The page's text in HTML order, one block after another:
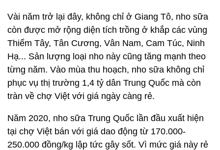
Vài năm trở lại đây, không chỉ ở Giang Tô, nho sữa
còn được mở rộng diện tích trồng ở khắp các vùng
Thiểm Tây, Tân Cương, Vân Nam, Cam Túc, Ninh
Hạ... Sản lượng loại nho này cũng tăng mạnh theo
từng năm. Vào mùa thu hoạch, nho sữa không chỉ
phục vụ thị trường 1,4 tỷ dân Trung Quốc mà còn
tràn về chợ Việt với giá ngày càng rẻ.
Năm 2020, nho sữa Trung Quốc lần đầu xuất hiện
tại chợ Việt bán với giá dao động từ 170.000-
250.000 đồng/kg lập tức gây sốt. Vì mức giá này rẻ